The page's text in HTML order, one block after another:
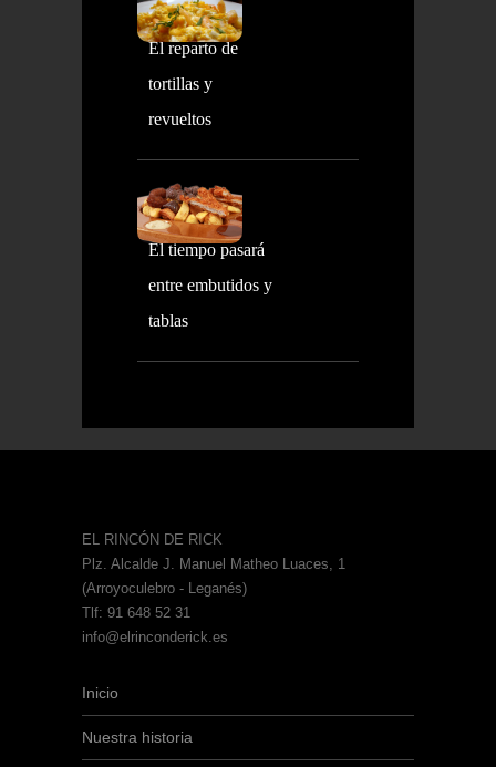
El reparto de
tortillas y
revueltos
El tiempo pasará
entre embutidos y
tablas
EL RINCÓN DE RICK
Plz. Alcalde J. Manuel Matheo Luaces, 1
(Arroyoculebro - Leganés)
Tlf: 91 648 52 31
info@elrinconderick.es
Inicio
Nuestra historia